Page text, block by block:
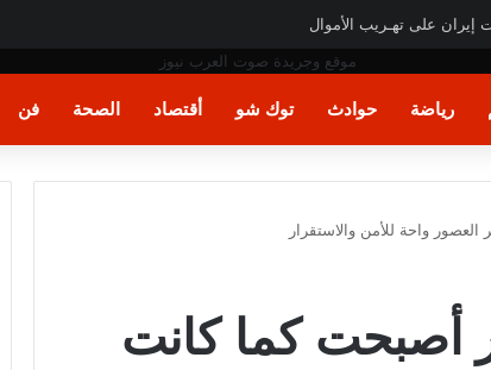
في مونديال العالم
رياضة حوادث توك شو أقتصاد الصحة فن
واحة للأمن والاستقرار
أصبحت كما كانت